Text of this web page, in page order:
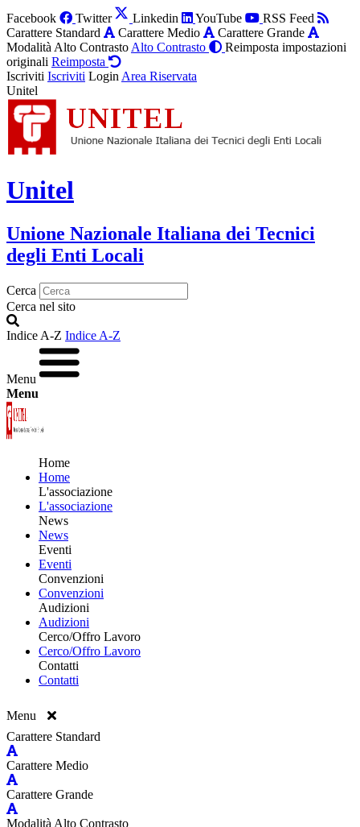
Facebook Twitter Linkedin YouTube
RSS Feed
Carattere Standard
Carattere Medio
Carattere Grande
Modalità Alto Contrasto Alto Contrasto
Reimposta impostazioni
originali Reimposta
Iscriviti Iscriviti Login Area Riservata
Unitel
Unitel
Unione Nazionale Italiana dei Tecnici
degli Enti Locali
Cerca
Cerca nel sito
Indice A-Z Indice A-Z
Menu
Menu
Home
Home
L'associazione
L'associazione
News
News
Eventi
Eventi
Convenzioni
Convenzioni
Audizioni
Audizioni
Cerco/Offro Lavoro
Cerco/Offro Lavoro
Contatti
Contatti
Menu
Carattere Standard
Carattere Medio
Carattere Grande
Modalità Alto Contrasto